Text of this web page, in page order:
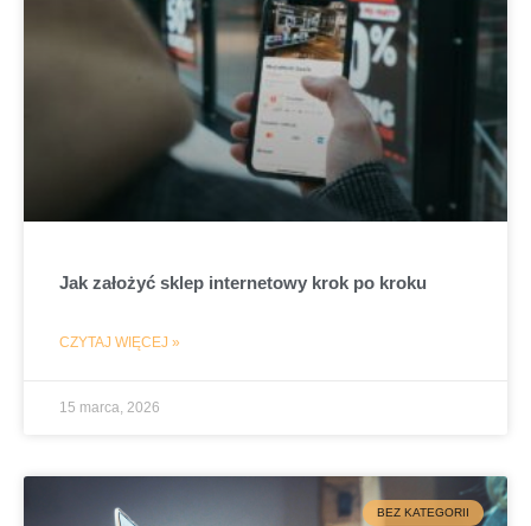
Jak założyć sklep internetowy krok po kroku
CZYTAJ WIĘCEJ »
15 marca, 2026
BEZ KATEGORII